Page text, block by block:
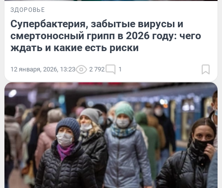
ЗДОРОВЬЕ
Супербактерия, забытые вирусы и
смертоносный грипп в 2026 году: чего
ждать и какие есть риски
12 января, 2026, 13:23 2 792 1